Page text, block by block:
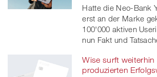
Hatte die Neo-Bank
erst an der Marke
100'000 aktiven
nun Fakt und
Wise surft weiterhin
produzierten